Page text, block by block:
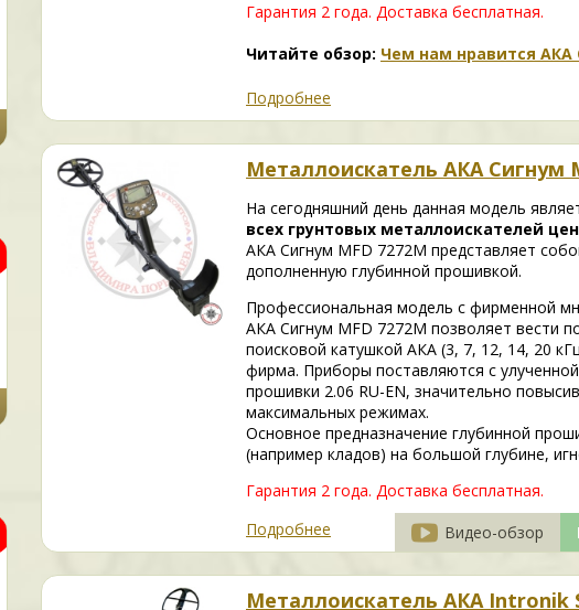
Гарантия 2 года. Доставка бесплатная.
Читайте обзор: Чем нам нравится АКА
Подробнее
Металлоискатель АКА Сигнум
На сегодняшний день данная модель
всех грунтовых металлоискателей
АКА Сигнум MFD 7272М представляет
дополненную глубинной прошивкой.
Профессиональная модель с фирменной
АКА Сигнум MFD 7272М позволяет вести
поисковой катушкой АКА (3, 7, 12, 14, 20
фирма. Приборы поставляются с
прошивки 2.06 RU-EN, значительно
максимальных режимах.
Основное предназначение глубинной
(например кладов) на большой глубине,
Гарантия 2 года. Доставка бесплатная.
Подробнее
Видео-обзор
Металлоискатель АКА Intronik